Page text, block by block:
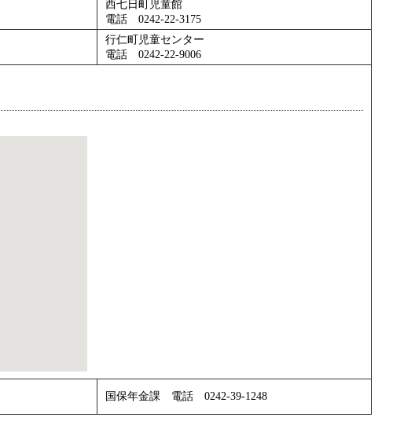
西七日町児童館
電話 0242-22-3175
行仁町児童センター
電話 0242-22-9006
国保年金課 電話 0242-39-1248